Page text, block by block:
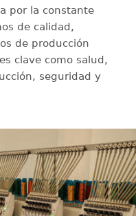
por la constante
de calidad,
de producción
clave como salud,
seguridad y